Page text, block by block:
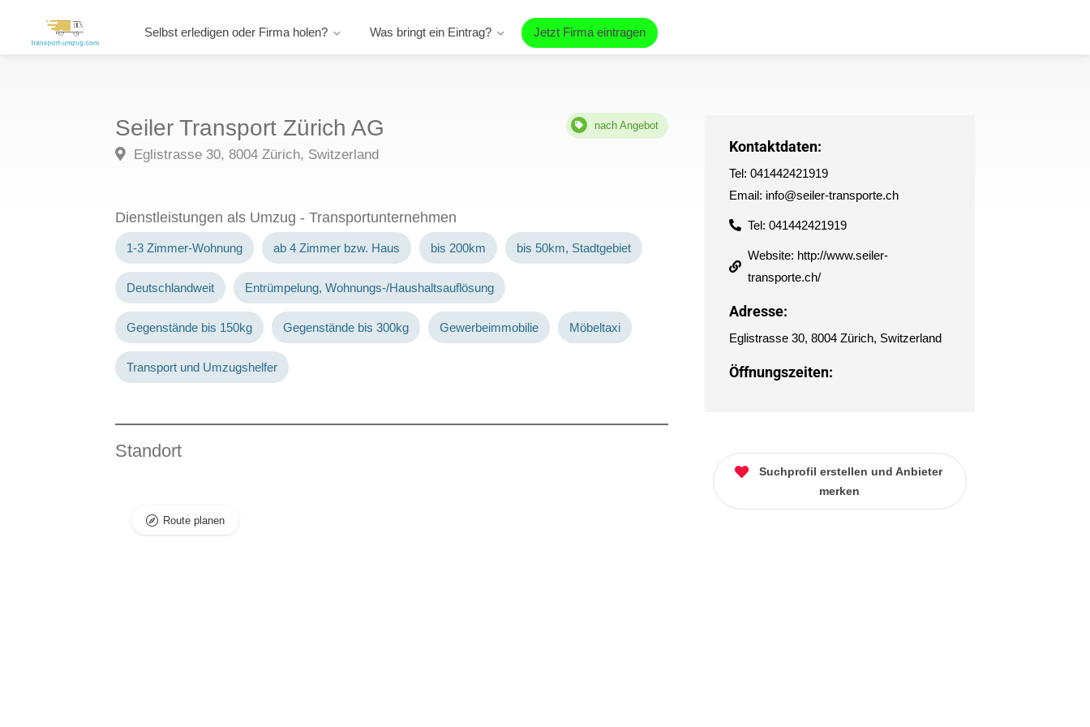
Selbst erledigen oder Firma holen? Was bringt ein Eintrag? Jetzt Firma eintragen
Seiler Transport Zürich AG nach Angebot
Eglistrasse 30, 8004 Zürich, Switzerland
Dienstleistungen als Umzug - Transportunternehmen
1-3 Zimmer-Wohnung ab 4 Zimmer bzw. Haus bis 200km bis 50km, Stadtgebiet
Deutschlandweit Entrümpelung, Wohnungs-/Haushaltsauflösung
Gegenstände bis 150kg Gegenstände bis 300kg Gewerbeimmobilie Möbeltaxi
Transport und Umzugshelfer
Standort
Route planen
Kontaktdaten:
Tel: 041442421919
Email: info@seiler-transporte.ch
Tel: 041442421919
Website: http://www.seiler-
transporte.ch/
Adresse:
Eglistrasse 30, 8004 Zürich, Switzerland
Öffnungszeiten:
Suchprofil erstellen und Anbieter
merken